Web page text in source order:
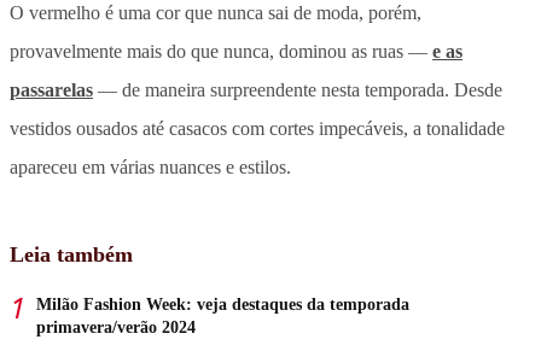
O vermelho é uma cor que nunca sai de moda, porém,
provavelmente mais do que nunca, dominou as ruas — e as
passarelas — de maneira surpreendente nesta temporada. Desde
vestidos ousados até casacos com cortes impecáveis, a tonalidade
apareceu em várias nuances e estilos.
Leia também
Milão Fashion Week: veja destaques da temporada
primavera/verão 2024